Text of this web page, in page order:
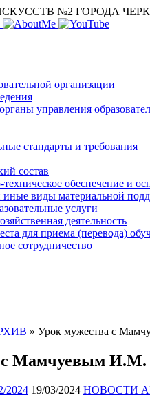
организации
управления
стандарты и требования
состав
обеспечение и
виды материальной
услуги
деятельность
для приема (перевода)
сотрудничество
» Урок мужества с
с Мамчуевым И.М.
2024 19/03/2024 НОВОСТИ